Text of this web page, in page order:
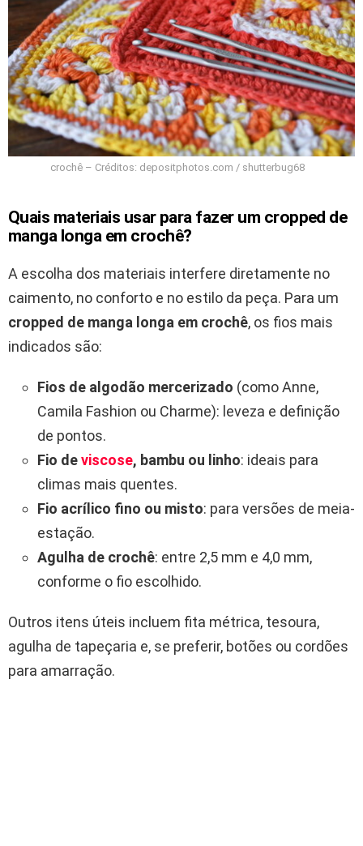
crochê – Créditos: depositphotos.com / shutterbug68
Quais materiais usar para fazer um cropped de
manga longa em crochê?
A escolha dos materiais interfere diretamente no
caimento, no conforto e no estilo da peça. Para um
cropped de manga longa em crochê, os fios mais
indicados são:
Fios de algodão mercerizado (como Anne,
Camila Fashion ou Charme): leveza e definição
de pontos.
Fio deviscose, bambu ou linho: ideais para
climas mais quentes.
Fio acrílico fino ou misto: para versões de meia-
estação.
Agulha de crochê: entre 2,5 mm e 4,0 mm,
conforme o fio escolhido.
Outros itens úteis incluem fita métrica, tesoura,
agulha de tapeçaria e, se preferir, botões ou cordões
para amarração.